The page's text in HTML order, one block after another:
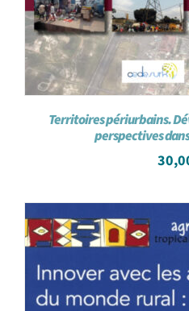
Territoires périurbains.
perspectives